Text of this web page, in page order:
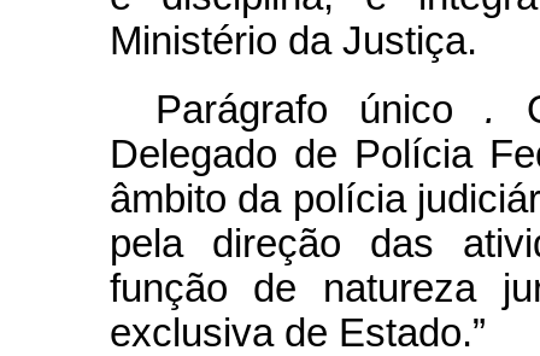
Ministério da Justiça.
Parágrafo único .
Delegado de Polícia
âmbito da polícia
pela direção das
função de natureza
exclusiva de Estado.”